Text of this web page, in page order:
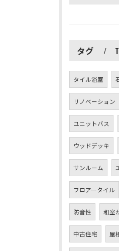
タグ
タイル浴室
リノベーション
ユニットバス
ウッドデッキ
サンルーム
フロアータイル
防音性 和室
中古住宅 屋